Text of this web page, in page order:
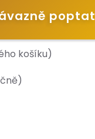
poptat
košíku)